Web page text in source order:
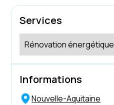
Services
Rénovation énergétique
Informations
Nouvelle-Aquitaine